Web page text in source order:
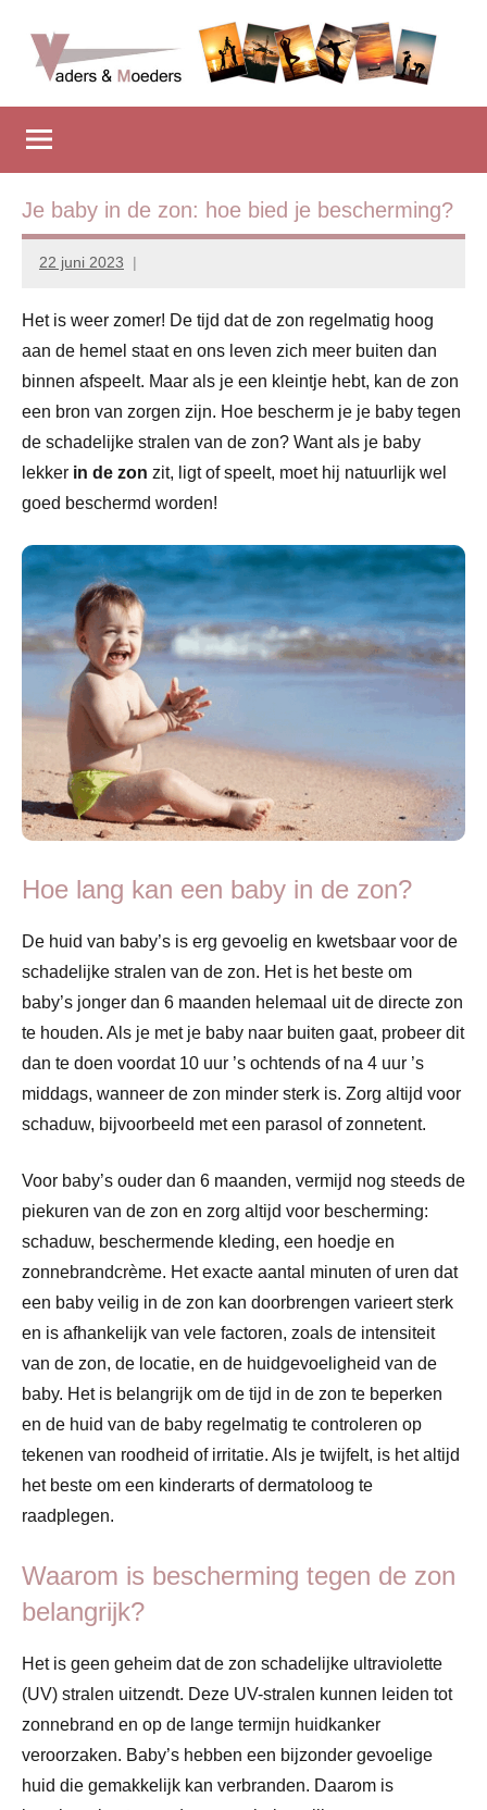
inhoud
springen
Vadersenmoeders
iedereen
wel
eens
hulp
Je baby in de zon: hoe bied je bescherming?
22 juni 2023
Marion
Het is weer zomer! De tijd dat de zon regelmatig hoog
aan de hemel staat en ons leven zich meer buiten dan
binnen afspeelt. Maar als je een kleintje hebt, kan de zon
een bron van zorgen zijn. Hoe bescherm je je baby tegen
de schadelijke stralen van de zon? Want als je baby
lekker in de zon zit, ligt of speelt, moet hij natuurlijk wel
goed beschermd worden!
Hoe lang kan een baby in de zon?
De huid van baby’s is erg gevoelig en kwetsbaar voor de
schadelijke stralen van de zon. Het is het beste om
baby’s jonger dan 6 maanden helemaal uit de directe zon
te houden. Als je met je baby naar buiten gaat, probeer dit
dan te doen voordat 10 uur ’s ochtends of na 4 uur ’s
middags, wanneer de zon minder sterk is. Zorg altijd voor
schaduw, bijvoorbeeld met een parasol of zonnetent.
Voor baby’s ouder dan 6 maanden, vermijd nog steeds de
piekuren van de zon en zorg altijd voor bescherming:
schaduw, beschermende kleding, een hoedje en
zonnebrandcrème. Het exacte aantal minuten of uren dat
een baby veilig in de zon kan doorbrengen varieert sterk
en is afhankelijk van vele factoren, zoals de intensiteit
van de zon, de locatie, en de huidgevoeligheid van de
baby. Het is belangrijk om de tijd in de zon te beperken
en de huid van de baby regelmatig te controleren op
tekenen van roodheid of irritatie. Als je twijfelt, is het altijd
het beste om een kinderarts of dermatoloog te
raadplegen.
Waarom is bescherming tegen de zon
belangrijk?
Het is geen geheim dat de zon schadelijke ultraviolette
(UV) stralen uitzendt. Deze UV-stralen kunnen leiden tot
zonnebrand en op de lange termijn huidkanker
veroorzaken. Baby’s hebben een bijzonder gevoelige
huid die gemakkelijk kan verbranden. Daarom is